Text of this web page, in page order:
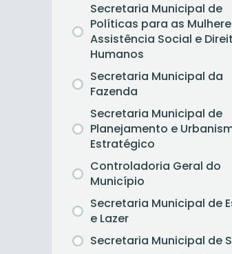
Secretaria Municipal de
Políticas para as
Assistência Social e
Humanos
Secretaria Municipal da
Fazenda
Secretaria Municipal de
Planejamento e
Estratégico
Controladoria Geral do
Município
Secretaria Municipal de
e Lazer
Secretaria Municipal de